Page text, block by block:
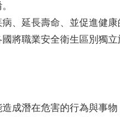
、延長壽命、並促進健
將職業安全衛生區別獨立
成潛在危害的行為與事